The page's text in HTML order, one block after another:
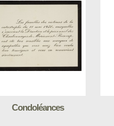
Condoléances